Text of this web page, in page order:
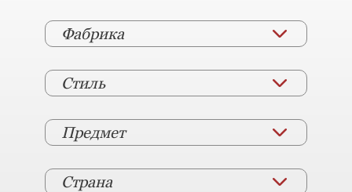
Фабрика
Стиль
Предмет
Страна